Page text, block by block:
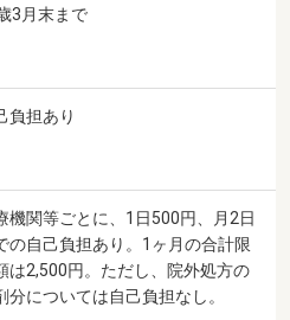
3月末まで
負担あり
機関等ごとに、1日500円、月2日
の自己負担あり。1ヶ月の合計限
は2,500円。ただし、院外処方の
分については自己負担なし。